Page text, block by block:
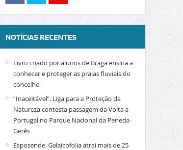
NOTÍCIAS RECENTES
Livro criado por alunos de Braga ensina a
conhecer e proteger as praias fluviais do
concelho
“Inaceitável”. Liga para a Proteção da
Natureza contesta passagem da Volta a
Portugal no Parque Nacional da Peneda-
Gerês
Esposende. Galaicofolia atrai mais de 25